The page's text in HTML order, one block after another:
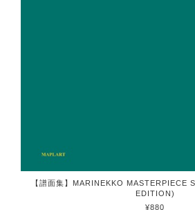
【譜面集】MARINEKKO MASTERPIECE
EDITION)
¥880